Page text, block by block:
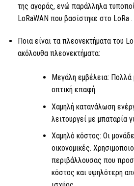
της αγοράς, ενώ παράλληλα
LoRaWAN που βασίστηκε στο LoRa.
Ποια είναι τα πλεονεκτήματα του
ακόλουθα πλεονεκτήματα:
Μεγάλη εμβέλεια: Πολλά
οπτική επαφή.
Χαμηλή κατανάλωση
λειτουργεί με μπαταρία
Χαμηλό κόστος: Οι
οικονομικές.
περιβάλλουσας που
κόστος και υψηλότερη